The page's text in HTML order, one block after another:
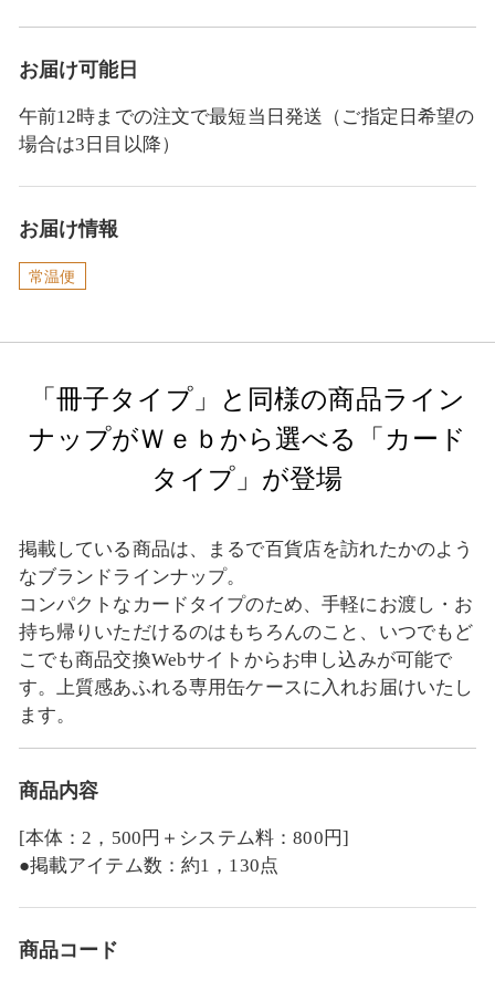
お届け可能日
午前12時までの注文で最短当日発送（ご指定日希望の
場合は3日目以降）
お届け情報
常温便
「冊子タイプ」と同様の商品ライン
ナップがＷｅｂから選べる「カード
タイプ」が登場
掲載している商品は、まるで百貨店を訪れたかのよう
なブランドラインナップ。
コンパクトなカードタイプのため、手軽にお渡し・お
持ち帰りいただけるのはもちろんのこと、いつでもど
こでも商品交換Webサイトからお申し込みが可能で
す。上質感あふれる専用缶ケースに入れお届けいたし
ます。
商品内容
[本体：2，500円＋システム料：800円]
●掲載アイテム数：約1，130点
商品コード